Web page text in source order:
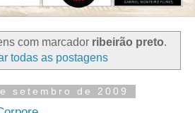
com marcador ribeirão preto.
todas as postagens
setembro de 2009